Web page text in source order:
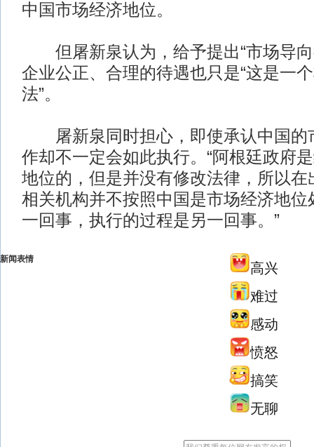
中国市场经济地位。
但屠新泉认为，给予提出“市场导向
企业公正、合理的待遇也只是“这是一
法”。
屠新泉同时担心，即使承认中国的
作却不一定会如此执行。“阿根廷政府
地位的，但是并没有修改法律，所以在
相关机构并不按照中国是市场经济地位
一回事，执行的过程是另一回事。”
新闻表情
高兴
难过
感动
愤怒
搞笑
无聊